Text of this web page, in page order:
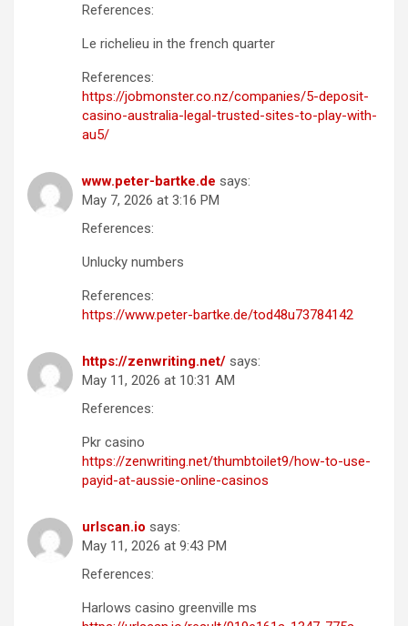
References:
Le richelieu in the french quarter
References:
https://jobmonster.co.nz/companies/5-deposit-
casino-australia-legal-trusted-sites-to-play-with-
au5/
www.peter-bartke.de says:
May 7, 2026 at 3:16 PM
References:
Unlucky numbers
References:
https://www.peter-bartke.de/tod48u73784142
https://zenwriting.net/ says:
May 11, 2026 at 10:31 AM
References:
Pkr casino
https://zenwriting.net/thumbtoilet9/how-to-use-
payid-at-aussie-online-casinos
urlscan.io says:
May 11, 2026 at 9:43 PM
References:
Harlows casino greenville ms